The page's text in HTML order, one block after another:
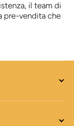
il team di
pre-vendita che